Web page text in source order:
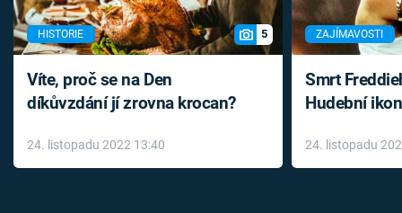
HISTORIE 5
Víte, proč se na Den
díkůvzdání jí zrovna krocan?
24. listopadu 2022 13:40
ZAJÍMAVOSTI
Smrt
Hudební
léky
24. listopadu